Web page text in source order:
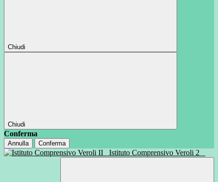
Chiudi
Chiudi
Conferma
Annulla Conferma
Istituto Comprensivo Veroli 2